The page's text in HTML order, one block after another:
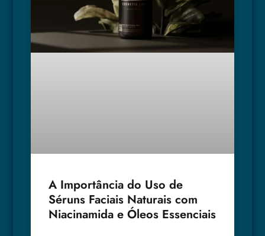
A Importância do Uso de
Séruns Faciais Naturais com
Niacinamida e Óleos Essenciais